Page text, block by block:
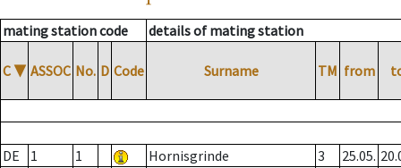
mating station code details of mating station
C ▼ ASSOC No. D Code Surname TM from
DE 1 1 Hornisgrinde 3 25.05.